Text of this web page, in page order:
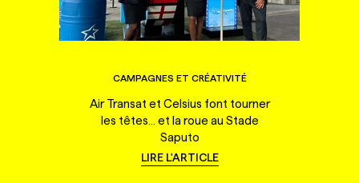
CAMPAGNES ET CRÉATIVITÉ
Air Transat et Celsius font tourner
les têtes... et la roue au Stade
Saputo
LIRE L'ARTICLE